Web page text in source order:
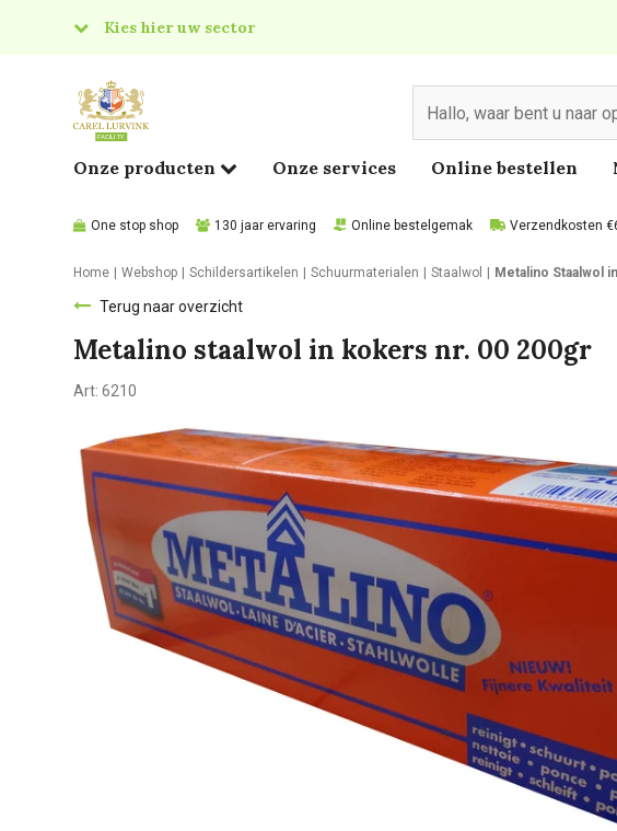
Kies hier uw sector
Food
Onze producten Onze services Online bestellen
One stop shop 130 jaar ervaring Online bestelgemak Verzendkosten
Home Webshop Schildersartikelen Schuurmaterialen Staalwol Metalino Staalwol
Terug naar overzicht
Metalino staalwol in kokers nr. 00 200gr
Art: 6210